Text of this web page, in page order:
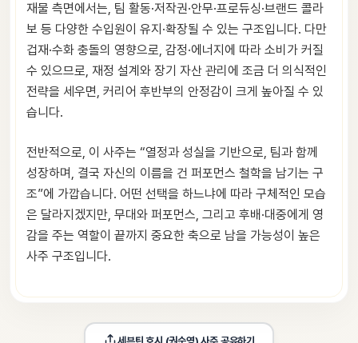
재물 측면에서는, 팀 활동·저작권·안무·프로듀싱·브랜드 콜라
보 등 다양한 수입원이 유지·확장될 수 있는 구조입니다. 다만
겁재·수화 충돌의 영향으로, 감정·에너지에 따라 소비가 커질
수 있으므로, 재정 설계와 장기 자산 관리에 조금 더 의식적인
전략을 세우면, 커리어 후반부의 안정감이 크게 높아질 수 있
습니다.
전반적으로, 이 사주는 “열정과 성실을 기반으로, 팀과 함께
성장하며, 결국 자신의 이름을 건 퍼포먼스 철학을 남기는 구
조”에 가깝습니다. 어떤 선택을 하느냐에 따라 구체적인 모습
은 달라지겠지만, 무대와 퍼포먼스, 그리고 후배·대중에게 영
감을 주는 역할이 끝까지 중요한 축으로 남을 가능성이 높은
사주 구조입니다.
세븐틴 호시 (권순영) 사주 공유하기